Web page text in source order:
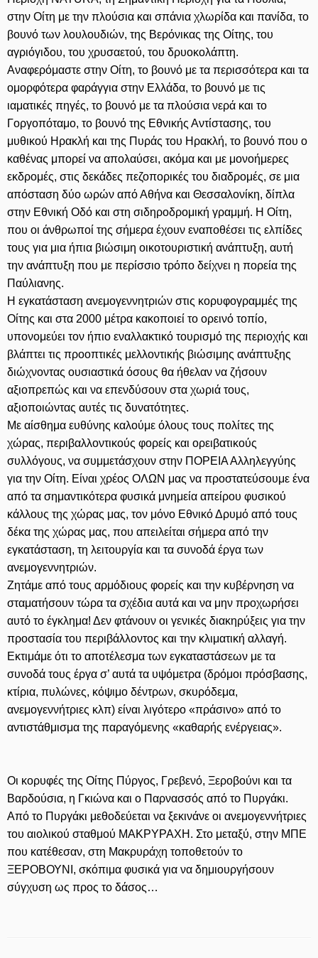
στην Οίτη με την πλούσια και σπάνια χλωρίδα και πανίδα, το
βουνό των λουλουδιών, της Βερόνικας της Οίτης, του
αγριόγιδου, του χρυσαετού, του δρυοκολάπτη.
Αναφερόμαστε στην Οίτη, το βουνό με τα περισσότερα και τα
ομορφότερα φαράγγια στην Ελλάδα, το βουνό με τις
ιαματικές πηγές, το βουνό με τα πλούσια νερά και το
Γοργοπόταμο, το βουνό της Εθνικής Αντίστασης, του
μυθικού Ηρακλή και της Πυράς του Ηρακλή, το βουνό που ο
καθένας μπορεί να απολαύσει, ακόμα και με μονοήμερες
εκδρομές, στις δεκάδες πεζοπορικές του διαδρομές, σε μια
απόσταση δύο ωρών από Αθήνα και Θεσσαλονίκη, δίπλα
στην Εθνική Οδό και στη σιδηροδρομική γραμμή. Η Οίτη,
που οι άνθρωποί της σήμερα έχουν εναποθέσει τις ελπίδες
τους για μια ήπια βιώσιμη οικοτουριστική ανάπτυξη, αυτή
την ανάπτυξη που με περίσσιο τρόπο δείχνει η πορεία της
Παύλιανης.
Η εγκατάσταση ανεμογεννητριών στις κορυφογραμμές της
Οίτης και στα 2000 μέτρα κακοποιεί το ορεινό τοπίο,
υπονομεύει τον ήπιο εναλλακτικό τουρισμό της περιοχής και
βλάπτει τις προοπτικές μελλοντικής βιώσιμης ανάπτυξης
διώχνοντας ουσιαστικά όσους θα ήθελαν να ζήσουν
αξιοπρεπώς και να επενδύσουν στα χωριά τους,
αξιοποιώντας αυτές τις δυνατότητες.
Με αίσθημα ευθύνης καλούμε όλους τους πολίτες της
χώρας, περιβαλλοντικούς φορείς και ορειβατικούς
συλλόγους, να συμμετάσχουν στην ΠΟΡΕΙΑ Αλληλεγγύης
για την Οίτη. Είναι χρέος ΟΛΩΝ μας να προστατεύσουμε ένα
από τα σημαντικότερα φυσικά μνημεία απείρου φυσικού
κάλλους της χώρας μας, τον μόνο Εθνικό Δρυμό από τους
δέκα της χώρας μας, που απειλείται σήμερα από την
εγκατάσταση, τη λειτουργία και τα συνοδά έργα των
ανεμογεννητριών.
Ζητάμε από τους αρμόδιους φορείς και την κυβέρνηση να
σταματήσουν τώρα τα σχέδια αυτά και να μην προχωρήσει
αυτό το έγκλημα! Δεν φτάνουν οι γενικές διακηρύξεις για την
προστασία του περιβάλλοντος και την κλιματική αλλαγή.
Εκτιμάμε ότι το αποτέλεσμα των εγκαταστάσεων με τα
συνοδά τους έργα σ’ αυτά τα υψόμετρα (δρόμοι πρόσβασης,
κτίρια, πυλώνες, κόψιμο δέντρων, σκυρόδεμα,
ανεμογεννήτριες κλπ) είναι λιγότερο «πράσινο» από το
αντιστάθμισμα της παραγόμενης «καθαρής ενέργειας».
Οι κορυφές της Οίτης Πύργος, Γρεβενό, Ξεροβούνι και τα
Βαρδούσια, η Γκιώνα και ο Παρνασσός από το Πυργάκι.
Από το Πυργάκι μεθοδεύεται να ξεκινάνε οι ανεμογεννήτριες
του αιολικού σταθμού ΜΑΚΡΥΡΑΧΗ. Στο μεταξύ, στην ΜΠΕ
που κατέθεσαν, στη Μακρυράχη τοποθετούν το
ΞΕΡΟΒΟΥΝΙ, σκόπιμα φυσικά για να δημιουργήσουν
σύγχυση ως προς το δάσος…